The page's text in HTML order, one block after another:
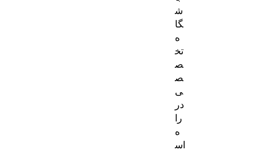
ش
گا
ه
تخ
ص
ص
ی
در
را
ه
اس